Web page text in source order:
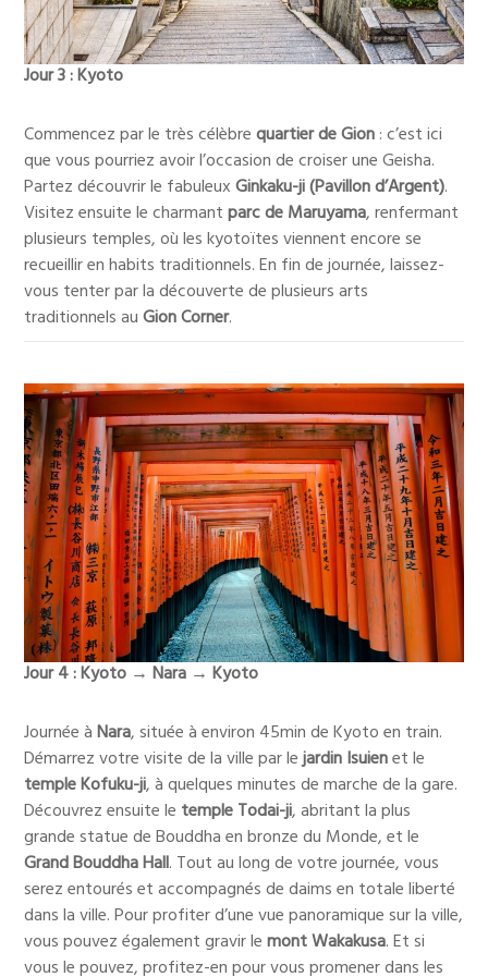
Jour 3 : Kyoto
Commencez par le très célèbrequartier de Gion: c’est ici
que vous pourriez avoir l’occasion de croiser une Geisha.
Partez découvrir le fabuleuxGinkaku-ji (Pavillon d’Argent).
Visitez ensuite le charmantparc de Maruyama, renfermant
plusieurs temples, où les kyotoïtes viennent encore se
recueillir en habits traditionnels. En fin de journée, laissez-
vous tenter par la découverte de plusieurs arts
traditionnels auGion Corner.
Jour 4 : Kyoto → Nara → Kyoto
Journée àNara, située à environ 45min de Kyoto en train.
Démarrez votre visite de la ville par lejardin Isuienet le
temple Kofuku-ji, à quelques minutes de marche de la gare.
Découvrez ensuite le temple Todai-ji, abritant la plus
grande statue de Bouddha en bronze du Monde, et le
Grand Bouddha Hall. Tout au long de votre journée, vous
serez entourés et accompagnés de daims en totale liberté
dans la ville. Pour profiter d’une vue panoramique sur la ville,
vous pouvez également gravir lemont Wakakusa. Et si
vous le pouvez, profitez-en pour vous promener dans les